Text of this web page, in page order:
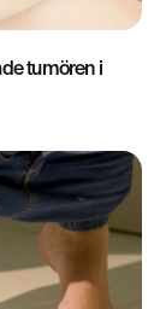
tumören i